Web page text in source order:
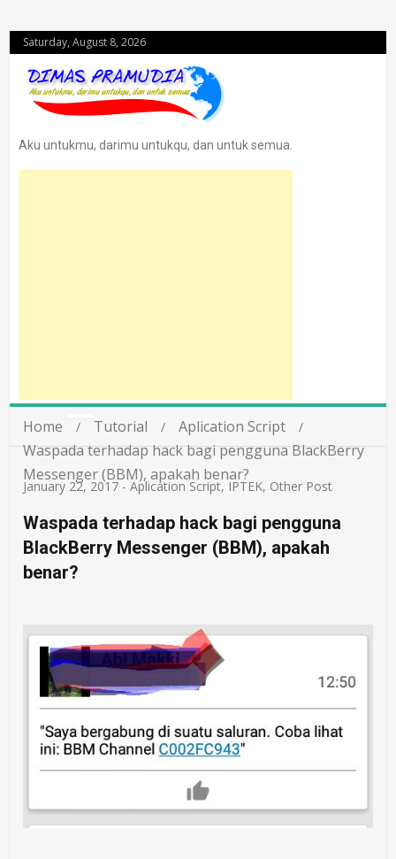
Saturday, August 8, 2026
Aku untukmu, darimu untukqu, dan untuk semua.
Home Tutorial
Aplication Script
Waspada terhadap hack bagi pengguna BlackBerry
Messenger (BBM), apakah benar?
January 22, 2017 - Aplication Script, IPTEK, Other Post
Waspada terhadap hack bagi pengguna
BlackBerry Messenger (BBM), apakah
benar?